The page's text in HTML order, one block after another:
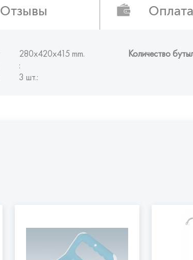
Отзывы
280x420x415 mm.
Количество
3 шт.: